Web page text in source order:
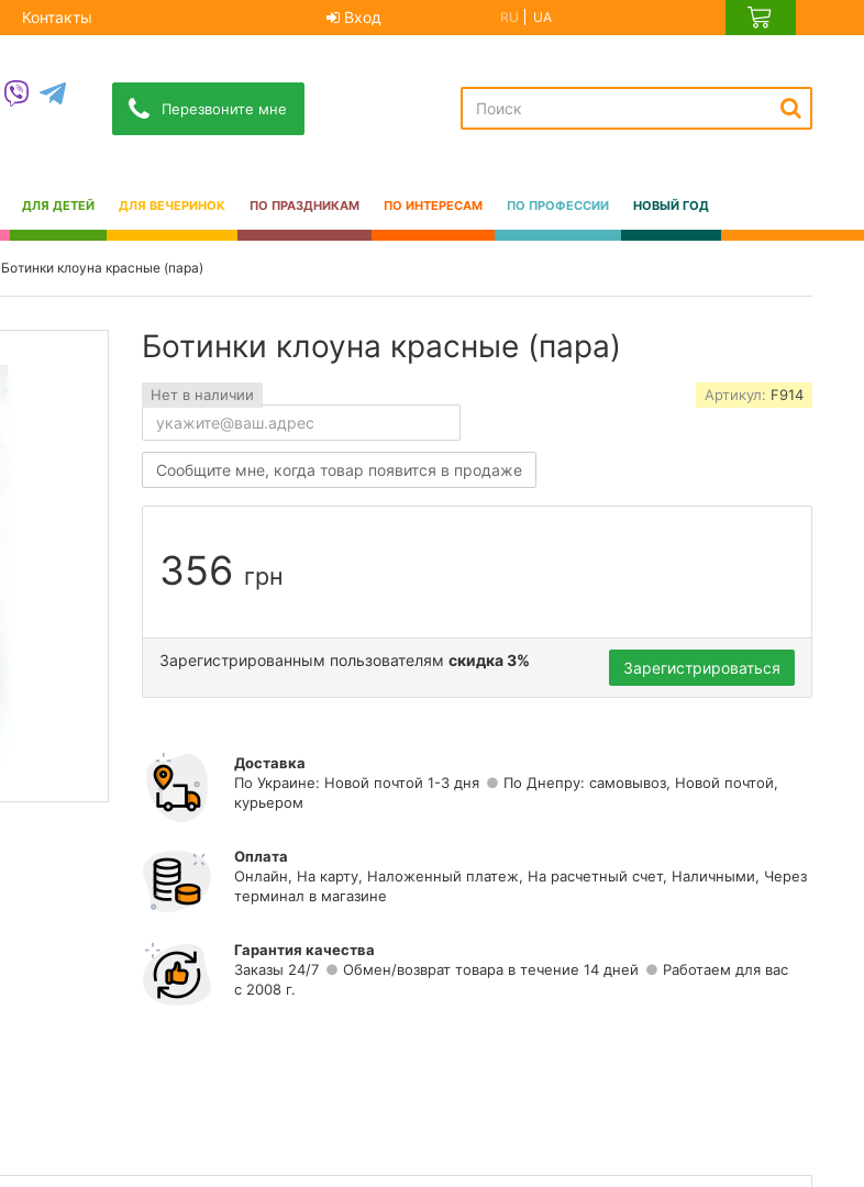
Контакты Вход RU UA
Перезвоните мне
ДЛЯ ДЕТЕЙ ДЛЯ ВЕЧЕРИНОК ПО ПРАЗДНИКАМ ПО ИНТЕРЕСАМ ПО ПРОФЕССИИ НОВЫЙ ГОД
Ботинки клоуна красные (пара)
Ботинки клоуна красные (пара)
Нет в наличии
Сообщите мне, когда товар появится в продаже
Артикул: F914
356 грн
Зарегистрированным пользователям скидка 3% Зарегистрироваться
Доставка
По Украине: Новой почтой 1-3 дня
По Днепру: самовывоз, Новой почтой,
курьером
Оплата
Онлайн, На карту, Наложенный платеж, На расчетный счет, Наличными, Через
терминал в магазине
Гарантия качества
Заказы 24/7
Обмен/возврат товара в течение 14 дней
Работаем для вас
с 2008 г.